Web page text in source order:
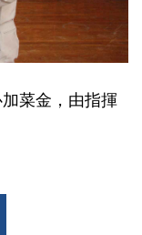
菜金，由指揮